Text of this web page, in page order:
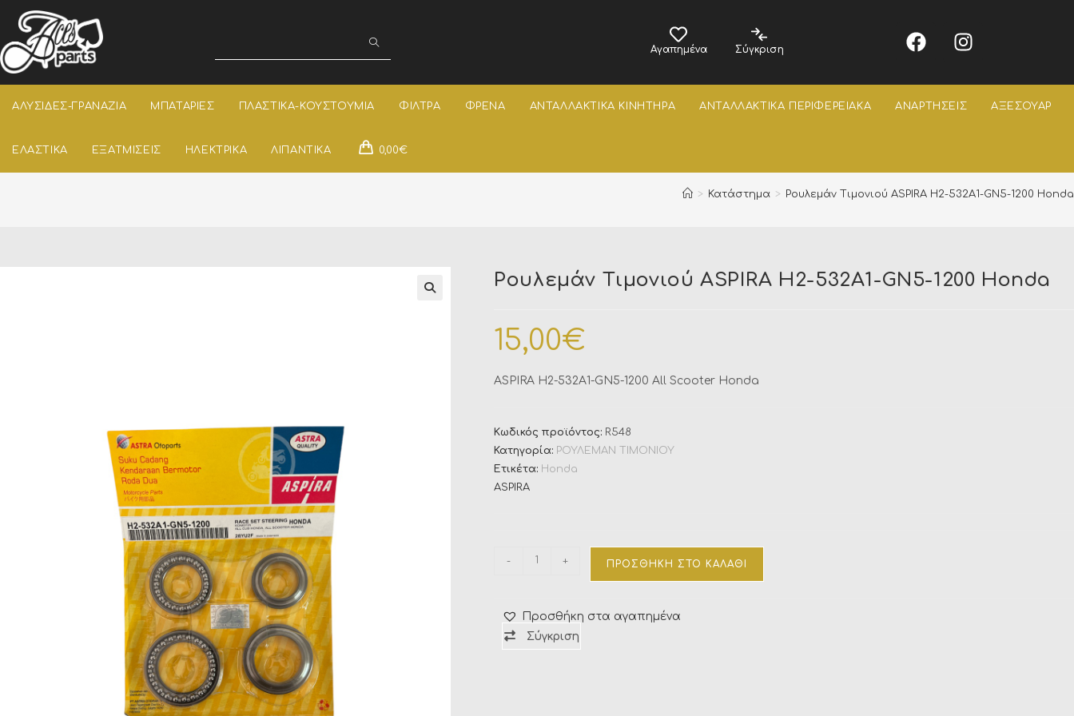
Αγαπημένα Σύγκριση
ΑΛΥΣΙΔΕΣ-ΓΡΑΝΑΖΙΑ ΜΠΑΤΑΡΙΕΣ ΠΛΑΣΤΙΚΑ-ΚΟΥΣΤΟΥΜΙΑ ΦΙΛΤΡΑ ΦΡΕΝΑ ΑΝΤΑΛΛΑΚΤΙΚΑ ΚΙΝΗΤΗΡΑ ΑΝΤΑΛΛΑΚΤΙΚΑ ΠΕΡΙΦΕΡΕΙΑΚΑ ΑΝΑΡΤΗΣΕΙΣ ΑΞΕΣΟΥΑΡ
ΕΛΑΣΤΙΚΑ ΕΞΑΤΜΙΣΕΙΣ ΗΛΕΚΤΡΙΚΑ ΛΙΠΑΝΤΙΚΑ 0,00€
> Κατάστημα > Ρουλεμάν Τιμονιού ASPIRA H2-532A1-GN5-1200 Honda
Ρουλεμάν Τιμονιού ASPIRA H2-532A1-GN5-1200 Honda
15,00€
ASPIRA H2-532A1-GN5-1200 All Scooter Honda
Κωδικός προϊόντος: R548
Κατηγορία: ΡΟΥΛΕΜΑΝ ΤΙΜΟΝΙΟΥ
Ετικέτα: Honda
ASPIRA
- + ΠΡΟΣΘΉΚΗ ΣΤΟ ΚΑΛΆΘΙ
Προσθήκη στα αγαπημένα
Σύγκριση